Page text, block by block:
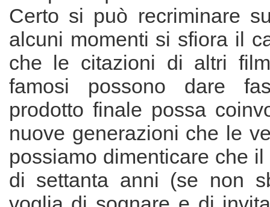
Certo si può recriminare
alcuni momenti si sfiora il
che le citazioni di altri
famosi possono dare
prodotto finale possa
nuove generazioni che le
possiamo dimenticare che
di settanta anni (se non